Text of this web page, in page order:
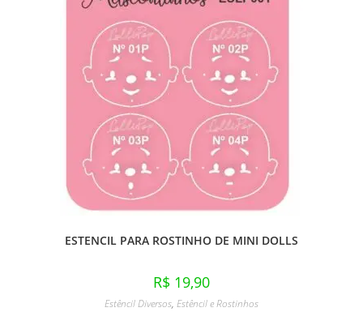
ESTENCIL PARA ROSTINHO DE MINI DOLLS
R$ 19,90
Estêncil Diversos, Estêncil e Rostinhos